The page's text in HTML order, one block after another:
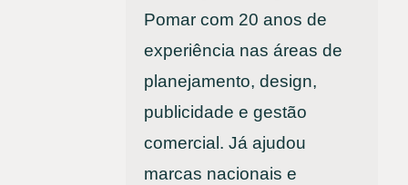
Pomar com 20 anos de
experiência nas áreas de
planejamento, design,
publicidade e gestão
comercial. Já ajudou
marcas nacionais e